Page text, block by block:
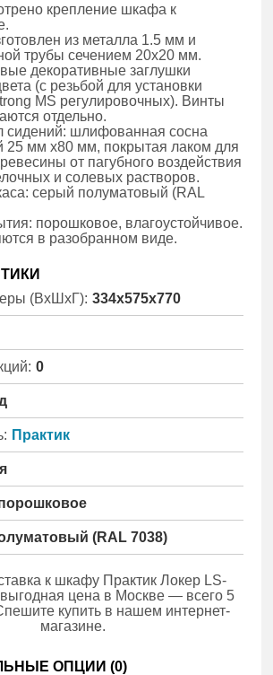
крепление шкафа к
из металла 1.5 мм и
трубы сечением 20х20 мм.
декоративные заглушки
(с резьбой для установки
MS регулировочных). Винты
отдельно.
сидений: шлифованная сосна
25 мм х80 мм, покрытая лаком для
от пагубного воздействия
и солевых растворов.
серый полуматовый (RAL
порошковое, влагоустойчивое.
в разобранном виде.
(ВхШхГ): 334x575x770
0
Практик
(RAL 7038)
к шкафу Практик Локер LS-
цена в Москве — всего 5
купить в нашем интернет-
магазине.
ОПЦИИ (0)